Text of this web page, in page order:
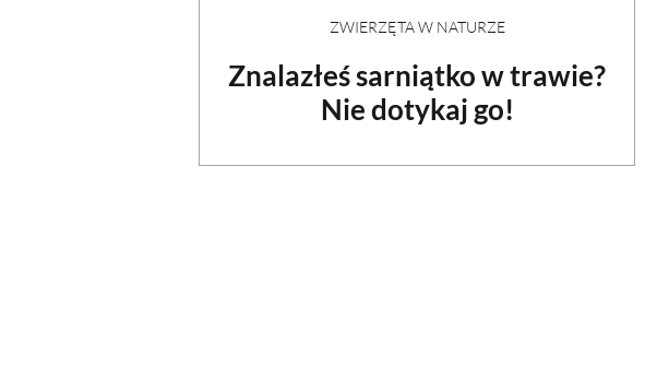
ZWIERZĘTA W NATURZE
Znalazłeś sarniątko w trawie?
Nie dotykaj go!